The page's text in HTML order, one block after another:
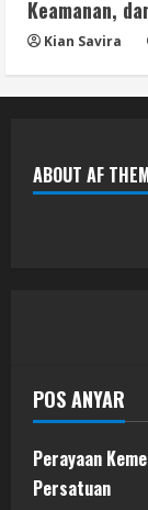
Keamanan,
Kian Savira
ABOUT AF
POS ANYAR
Perayaan
Persatuan